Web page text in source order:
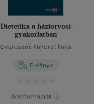
Dietetika a háziorvosi
gyakorlatban
Gyurcsáné Kondrát Ilona
E-könyv
Árinformációk